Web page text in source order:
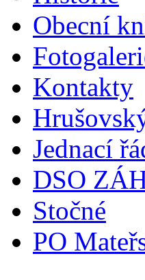
Obecní
Kontakty
Jednací
DSO
Stočné
PO